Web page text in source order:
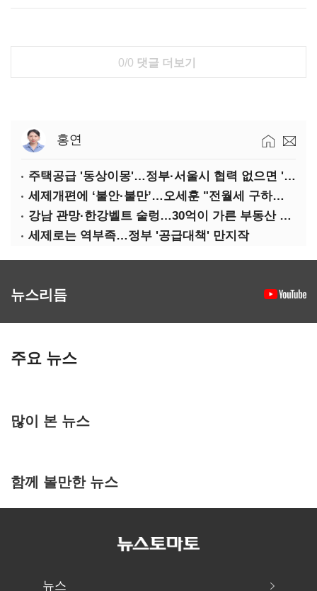
0/0 댓글 더보기
홍연
주택공급 '동상이몽'…정부·서울시 협력 없으면 '공수표'
세제개편에 ‘불안·불만’…오세훈 "전월세 구하기 더 힘들어질 것"
강남 관망·한강벨트 술렁…30억이 가른 부동산 민심
세제로는 역부족…정부 '공급대책' 만지작
뉴스리듬
주요 뉴스
많이 본 뉴스
함께 볼만한 뉴스
뉴스